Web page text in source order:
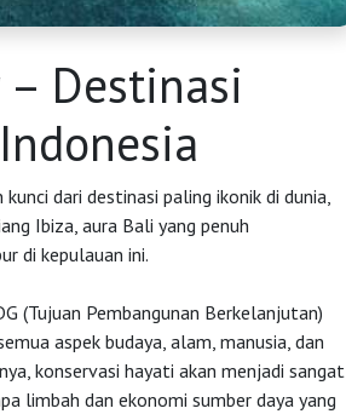
Destinasi
dari destinasi paling ikonik di dunia,
Ibiza, aura Bali yang penuh
di kepulauan ini.
(Tujuan Pembangunan Berkelanjutan)
aspek budaya, alam, manusia, dan
konservasi hayati akan menjadi sangat
limbah dan ekonomi sumber daya yang